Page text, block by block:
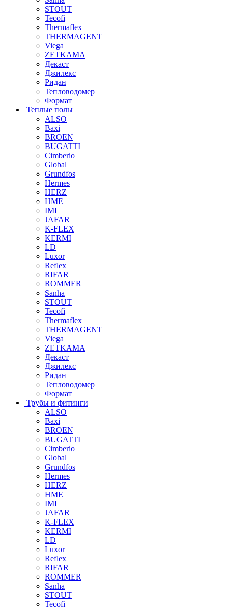
STOUT
Tecofi
Thermaflex
THERMAGENT
Viega
ZETKAMA
Декаст
Джилекс
Ридан
Тепловодомер
Формат
Теплые полы
ALSO
Baxi
BROEN
BUGATTI
Cimberio
Global
Grundfos
Hermes
HERZ
HME
IMI
JAFAR
K-FLEX
KERMI
LD
Luxor
Reflex
RIFAR
ROMMER
Sanha
STOUT
Tecofi
Thermaflex
THERMAGENT
Viega
ZETKAMA
Декаст
Джилекс
Ридан
Тепловодомер
Формат
Трубы и фитинги
ALSO
Baxi
BROEN
BUGATTI
Cimberio
Global
Grundfos
Hermes
HERZ
HME
IMI
JAFAR
K-FLEX
KERMI
LD
Luxor
Reflex
RIFAR
ROMMER
Sanha
STOUT
Tecofi